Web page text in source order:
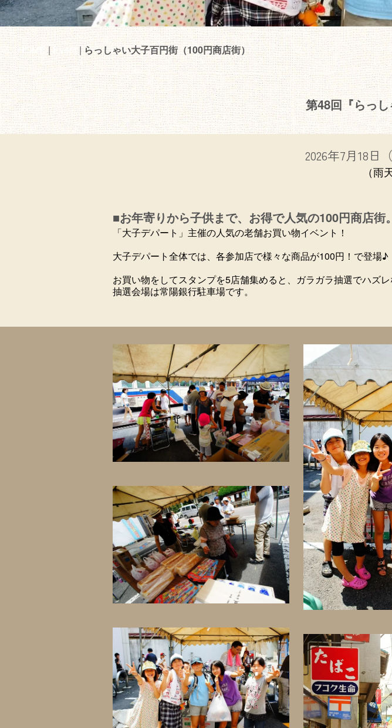
HOME| Event|らっしゃい大子百円街（100円商店街）
第48回『らっ
2026年7月18日
（雨
■お年寄りから子供まで、お得で人気の100円商店街。
「大子デパート」主催の人気の老舗お買い物イベント！
大子デパート全体では、各参加店で様々な商品が100円！で登場♪
お買い物をしてスタンプを5店舗集めると、ガラガラ抽選でハ
抽選会場は常陽銀行駐車場です。